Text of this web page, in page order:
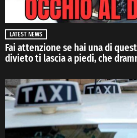
LATEST NEWS
Fai attenzione se hai una di
divieto ti lascia a piedi, che